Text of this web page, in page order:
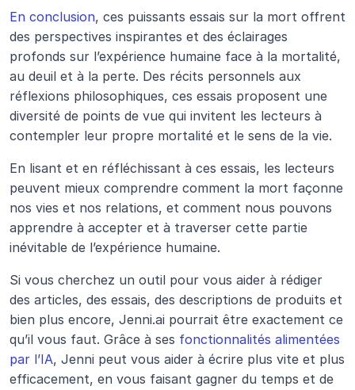
En conclusion, ces puissants essais sur la mort offrent
des perspectives inspirantes et des éclairages
profonds sur l’expérience humaine face à la mortalité,
au deuil et à la perte. Des récits personnels aux
réflexions philosophiques, ces essais proposent une
diversité de points de vue qui invitent les lecteurs à
contempler leur propre mortalité et le sens de la vie.
En lisant et en réfléchissant à ces essais, les lecteurs
peuvent mieux comprendre comment la mort façonne
nos vies et nos relations, et comment nous pouvons
apprendre à accepter et à traverser cette partie
inévitable de l’expérience humaine.
Si vous cherchez un outil pour vous aider à rédiger
des articles, des essais, des descriptions de produits et
bien plus encore, Jenni.ai pourrait être exactement ce
qu’il vous faut. Grâce à ses fonctionnalités alimentées
par l’IA, Jenni peut vous aider à écrire plus vite et plus
efficacement, en vous faisant gagner du temps et de